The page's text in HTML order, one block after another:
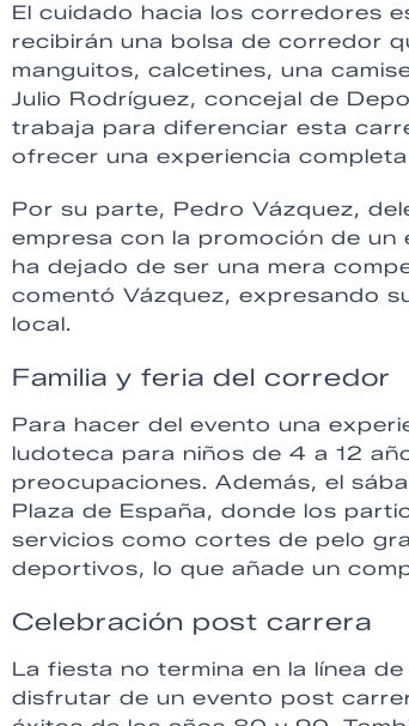
El cuidado hacia los corredores
recibirán una bolsa de corredor
manguitos, calcetines, una
Julio Rodríguez, concejal de
trabaja para diferenciar esta
ofrecer una experiencia
Por su parte, Pedro Vázquez,
empresa con la promoción de un
ha dejado de ser una mera
comentó Vázquez, expresando
local.
Familia y feria del corredor
Para hacer del evento una
ludoteca para niños de 4 a 12
preocupaciones. Además, el
Plaza de España, donde los
servicios como cortes de pelo
deportivos, lo que añade un
Celebración post carrera
La fiesta no termina en la línea
disfrutar de un evento post